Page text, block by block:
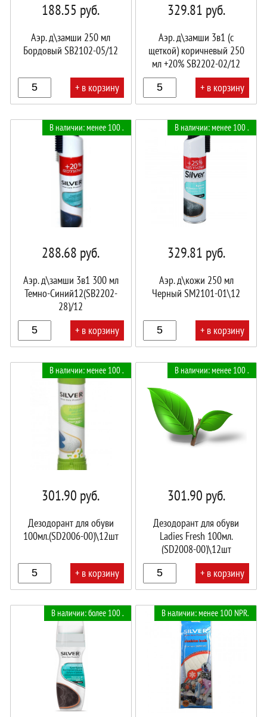
188.55 руб.
Аэр. д\замши 250 мл
Бордовый SB2102-05/12
+ в корзину
329.81 руб.
Аэр. д\замши 3в1 (с
щеткой) коричневый 250
мл +20% SB2202-02/12
+ в корзину
В наличии: менее 100 .
288.68 руб.
Аэр. д\замши 3в1 300 мл
Темно-Синий12(SB2202-
28)/12
+ в корзину
В наличии: менее 100 .
329.81 руб.
Аэр. д\кожи 250 мл
Черный SM2101-01\12
+ в корзину
В наличии: менее 100 .
301.90 руб.
Дезодорант для обуви
100мл.(SD2006-00)\12шт
+ в корзину
В наличии: менее 100 .
301.90 руб.
Дезодорант для обуви
Ladies Fresh 100мл.
(SD2008-00)\12шт
+ в корзину
В наличии: более 100 . В наличии: менее 100 NPR.